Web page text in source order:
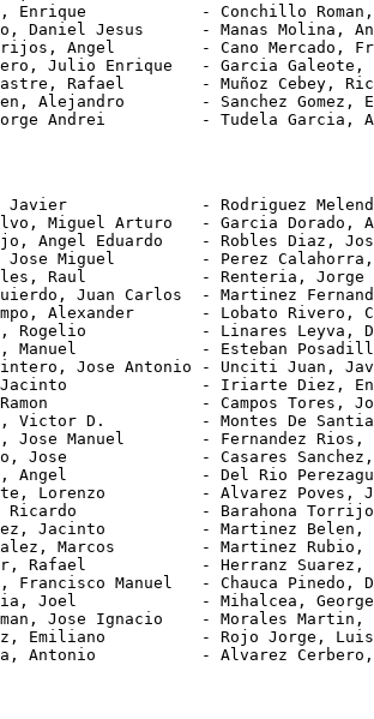
Enrique            - Conchillo
Daniel Jesus      - Manas
Angel         - Cano Mercado,
Julio Enrique   - Garcia
Rafael        - Muñoz
Alejandro        - Sanchez
Javier              - Rodriguez
Miguel Arturo   - Garcia
Angel Eduardo    - Robles Diaz,
Jose Miguel         - Perez
Raul            - Renteria,
Juan Carlos  - Martinez
Alexander       - Lobato
Rogelio            - Linares
Manuel             - Esteban
Jose Antonio - Unciti
Jacinto              - Iriarte Diez,
Ramon                - Campos
Victor D.          - Montes De
Jose Manuel        - Fernandez
Jose              - Casares
Angel              - Del Rio
Lorenzo          - Alvarez
Ricardo             - Barahona
Jacinto          - Martinez
Marcos         - Martinez
Rafael            - Herranz
Francisco Manuel   - Chauca
Joel             - Mihalcea,
Jose Ignacio    - Morales
Emiliano          - Rojo